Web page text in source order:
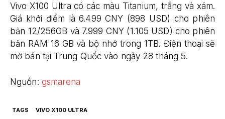
Vivo X100 Ultra có các màu Titanium, trắng và xám.
Giá khởi điểm là 6.499 CNY (898 USD) cho phiên
bản 12/256GB và 7.999 CNY (1.105 USD) cho phiên
bản RAM 16 GB và bộ nhớ trong 1TB. Điện thoại sẽ
mở bán tại Trung Quốc vào ngày 28 tháng 5.
Nguồn: gsmarena
TAGS VIVO X100 ULTRA